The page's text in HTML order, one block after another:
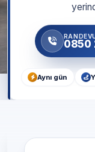
0850
Aynı gün